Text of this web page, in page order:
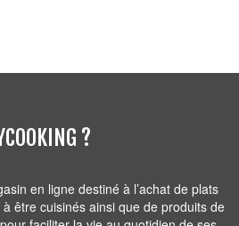
?
en ligne destiné à l’achat de plats
être cuisinés ainsi que de produits de